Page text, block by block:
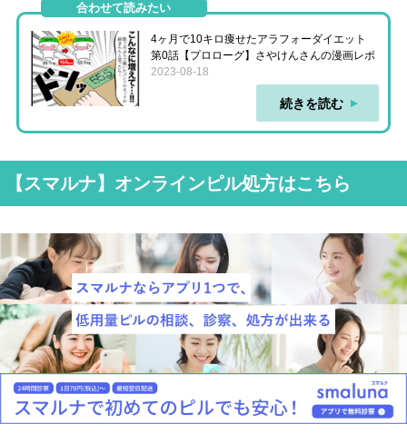
合わせて読みたい
4ヶ月で10キロ痩せたアラフォーダイエット
第0話【プロローグ】さやけんさんの漫画レポ
2023-08-18
続きを読む
【スマルナ】オンラインピル処方はこちら